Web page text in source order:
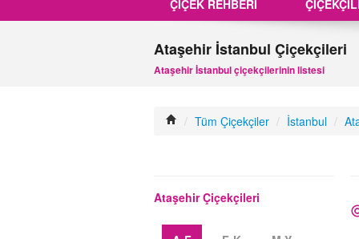
ÇİÇEK REHBERİ
Ataşehir İstanbul Çiçekçileri
Ataşehir İstanbul çiçekçilerinin listesi
/ Tüm Çiçekçiler / İstanbul /
Ataşehir Çiçekçileri